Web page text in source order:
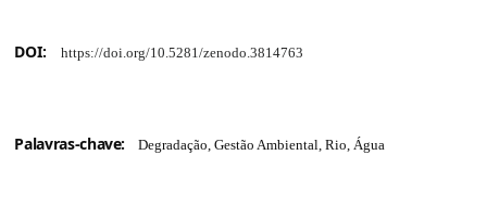
DOI: https://doi.org/10.5281/zenodo.3814763
Palavras-chave: Degradação, Gestão Ambiental, Rio, Água